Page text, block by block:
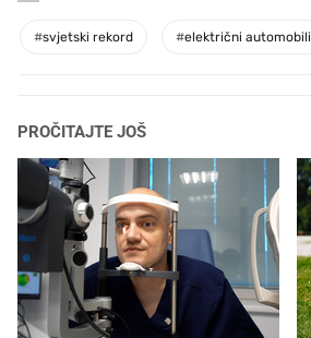
#svjetski rekord #električni automobili
PROČITAJTE JOŠ